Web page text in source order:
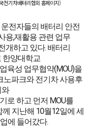
전기차배터리협회 홈페이지)
전자들의 배터리 안전
용,재활용 관련 업무
개하고 있다. 배터리
한양대학교
육성 업무협약(MOU)을
노파크와 전기차 사용후
와
로 하고 먼저 MOU를
지난해 10월12일에 세
에 들어갔다.